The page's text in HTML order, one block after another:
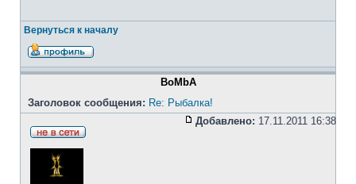
Вернуться к началу
BoMbA
Заголовок сообщения: Re: Рыбалка!
Добавлено: 17.11.2011 16:38